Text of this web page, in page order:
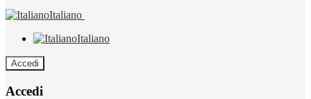
Italiano
Italiano
Accedi
Accedi